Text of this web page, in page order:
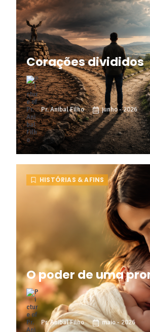
Corações divididos
Pr. Anibal Filho junho - 2026
HISTÓRIAS & AFINS
O poder de uma
Pr. Anibal Filho maio - 2026